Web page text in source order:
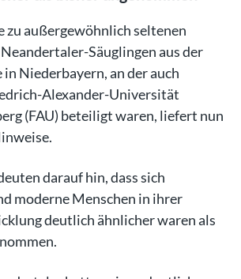
zu außergewöhnlich seltenen
Säuglingen aus der
Niederbayern, an der auch
Alexander-Universität
(FAU) beteiligt waren, liefert nun
darauf hin, dass sich
moderne Menschen in ihrer
deutlich ähnlicher waren als